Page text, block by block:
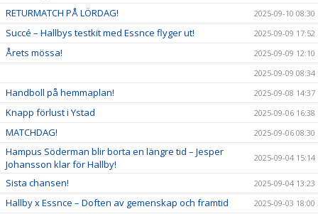
RETURMATCH PÅ LÖRDAG! 2025-09-10 08:30
Succé – Hallbys testkit med Essnce flyger ut! 2025-09-09 17:52
Årets mössa!
2025-09-09 12:10
2025-09-09 08:34
Handboll på hemmaplan! 2025-09-08 14:37
Knapp förlust i Ystad 2025-09-06 16:38
MATCHDAG! 2025-09-06 08:30
Hampus Söderman blir borta en längre tid – Jesper
Johansson klar för Hallby!
2025-09-04 15:14
Sista chansen! 2025-09-04 13:23
Hallby x Essnce – Doften av gemenskap och framtid 2025-09-03 18:00